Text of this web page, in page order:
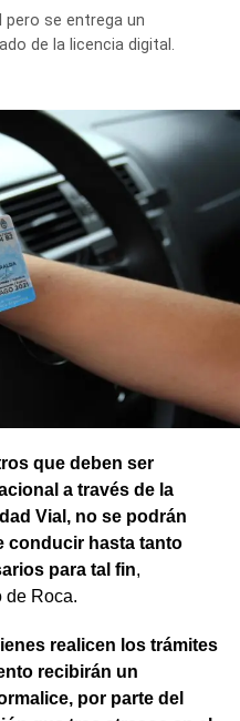
pero se entrega un
de la licencia digital.
que deben ser
a través de la
Vial, no se podrán
conducir hasta tanto
para tal fin,
de Roca.
realicen los trámites
recibirán un
por parte del